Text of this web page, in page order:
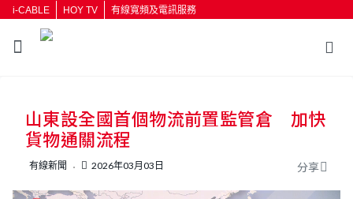
i-CABLE HOY TV 有線寬頻及電訊服務
按輸入鍵開始搜尋
山東設全國首個物流前置監管倉 加快
貨物通關流程
有線新聞 2026年03月03日 分享